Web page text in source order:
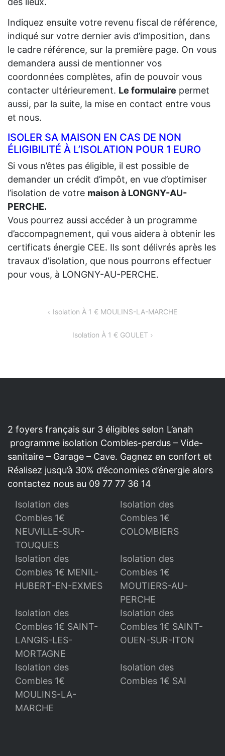
Indiquez ensuite votre revenu fiscal de référence,
indiqué sur votre dernier avis d’imposition, dans
le cadre référence, sur la première page. On vous
demandera aussi de mentionner vos
coordonnées complètes, afin de pouvoir vous
contacter ultérieurement. Le formulaire permet
aussi, par la suite, la mise en contact entre vous
et nous.
ISOLER SA MAISON EN CAS DE NON
ÉLIGIBILITÉ À L’ISOLATION POUR 1 EURO
Si vous n’êtes pas éligible, il est possible de
demander un crédit d’impôt, en vue d’optimiser
l’isolation de votre maison à LONGNY-AU-
PERCHE.
Vous pourrez aussi accéder à un programme
d’accompagnement, qui vous aidera à obtenir les
certificats énergie CEE. Ils sont délivrés après les
travaux d’isolation, que nous pourrons effectuer
pour vous, à LONGNY-AU-PERCHE.
NAVIGATIONIsolation À 1 € MOULINS-LA-MARCHE
Isolation À 1 € GOULET
2 foyers français sur 3 éligibles selon L’anah
programme isolation Combles-perdus – Vide-
sanitaire – Garage – Cave. Gagnez en confort et
Réalisez jusqu’à 30% d’économies d’énergie alors
contactez nous au 09 77 77 36 14
Isolation des
Combles 1€
NEUVILLE-SUR-
TOUQUES
Isolation des
Combles 1€
COLOMBIERS
Isolation des
Combles 1€ MENIL-
HUBERT-EN-EXMES
Isolation des
Combles 1€
MOUTIERS-AU-
PERCHE
Isolation des
Combles 1€ SAINT-
LANGIS-LES-
MORTAGNE
Isolation des
Combles 1€ SAINT-
OUEN-SUR-ITON
Isolation des
Combles 1€
MOULINS-LA-
MARCHE
Isolation des
Combles 1€ SAI